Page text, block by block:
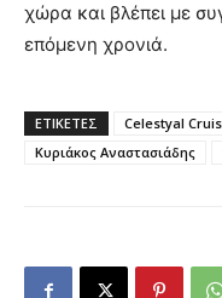
χώρα και βλέπει με
επόμενη χρονιά.
ΕΤΙΚΕΤΕΣ Celestyal
Κυριάκος Αναστασιάδης